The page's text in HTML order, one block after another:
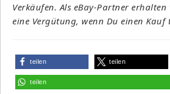
Verkäufen. Als eBay-Partner
eine Vergütung, wenn Du einen Kauf
teilen teilen
teilen